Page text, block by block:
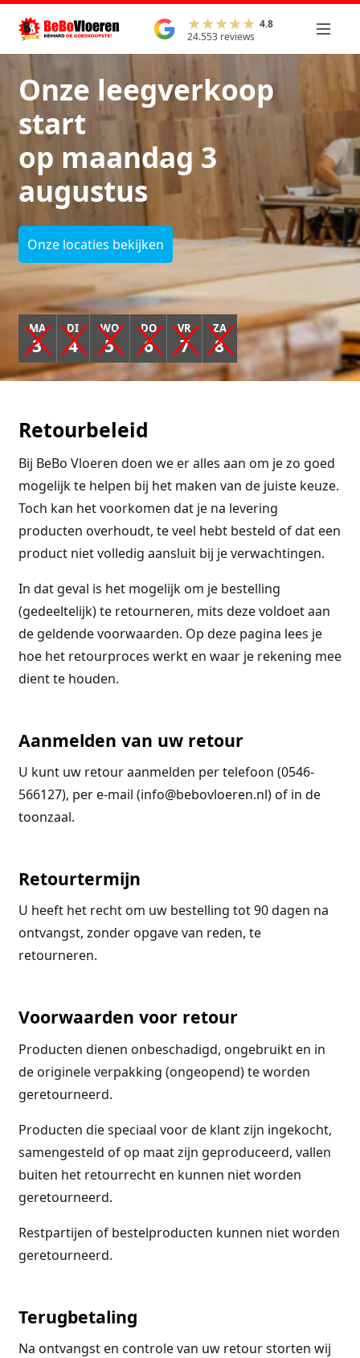
4.8
24.553 reviews
Onze leegverkoop
start
op maandag 3
augustus
Onze locaties bekijken
MA
3
DI
4
WO
5
DO
6
VR
7
ZA
8
Retourbeleid
Bij BeBo Vloeren doen we er alles aan om je zo goed
mogelijk te helpen bij het maken van de juiste keuze.
Toch kan het voorkomen dat je na levering
producten overhoudt, te veel hebt besteld of dat een
product niet volledig aansluit bij je verwachtingen.
In dat geval is het mogelijk om je bestelling
(gedeeltelijk) te retourneren, mits deze voldoet aan
de geldende voorwaarden. Op deze pagina lees je
hoe het retourproces werkt en waar je rekening mee
dient te houden.
Aanmelden van uw retour
U kunt uw retour aanmelden per telefoon (0546-
566127), per e-mail (info@bebovloeren.nl) of in de
toonzaal.
Retourtermijn
U heeft het recht om uw bestelling tot 90 dagen na
ontvangst, zonder opgave van reden, te
retourneren.
Voorwaarden voor retour
Producten dienen onbeschadigd, ongebruikt en in
de originele verpakking (ongeopend) te worden
geretourneerd.
Producten die speciaal voor de klant zijn ingekocht,
samengesteld of op maat zijn geproduceerd, vallen
buiten het retourrecht en kunnen niet worden
geretourneerd.
Restpartijen of bestelproducten kunnen niet worden
geretourneerd.
Terugbetaling
Na ontvangst en controle van uw retour storten wij